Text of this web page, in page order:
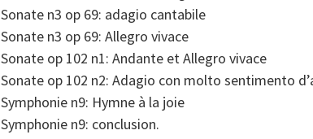
Sonate n3 op 69: adagio cantabile
Sonate n3 op 69: Allegro vivace
Sonate op 102 n1: Andante et Allegro vivace
Sonate op 102 n2: Adagio con molto sentimento
Symphonie n9: Hymne à la joie
Symphonie n9: conclusion.